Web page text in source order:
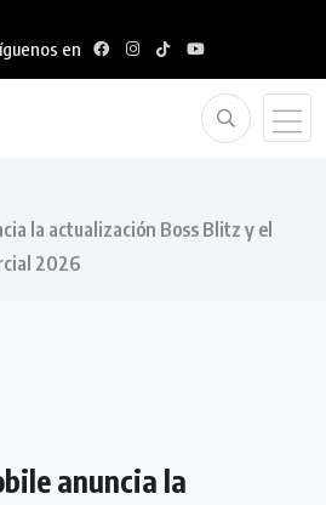
en
la actualización Boss Blitz y el
2026
anuncia la